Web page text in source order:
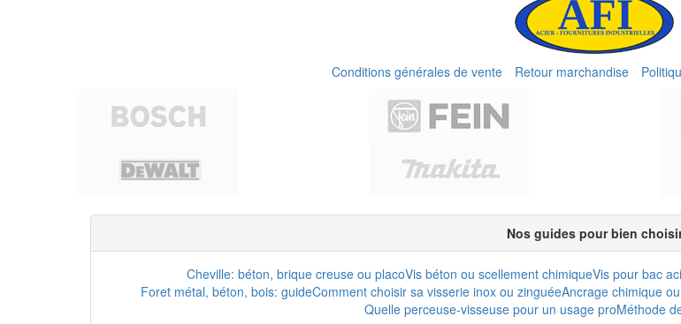
Conditions générales de vente Retour marchandise
Nos guides pour bien
Cheville: béton, brique creuse ou placoVis béton ou scellement chimiqueVis pour bac
Foret métal, béton, bois: guideComment choisir sa visserie inox ou zinguéeAncrage chimique
Quelle perceuse-visseuse pour un usage proMéthode